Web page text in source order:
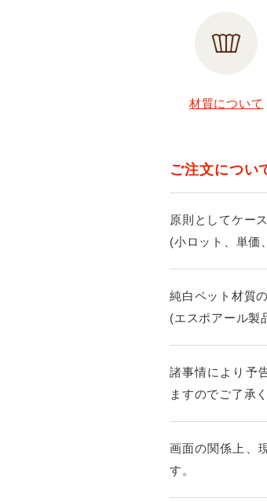
材質について
ご注文につい
原則としてケー
(小ロット、単価
純白ペット材質
(エスポアール製
諸事情により予
ますのでご了承
画面の関係上、
す。